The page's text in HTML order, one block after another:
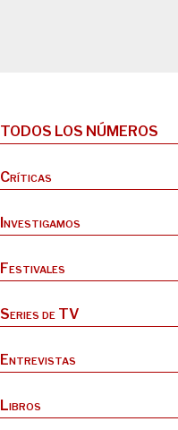
TODOS LOS NÚMEROS
Críticas
Investigamos
Festivales
Series de TV
Entrevistas
Libros